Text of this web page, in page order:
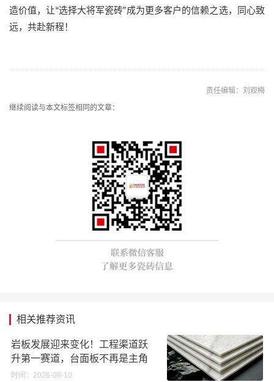
造价值，让“选择大将军瓷砖”成为更多客户的信赖之选，同心致
远，共赴新程！
责任编辑：刘观梅
继续阅读与本文标签相同的文章：
相关推荐资讯
岩板发展迎来变化！工程渠道跃
升第一赛道，台面板不再是主角
时间：2026-08-10